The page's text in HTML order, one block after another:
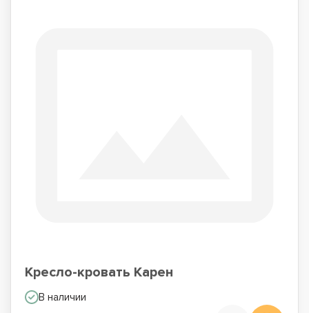
Кресло-кровать Карен
В наличии